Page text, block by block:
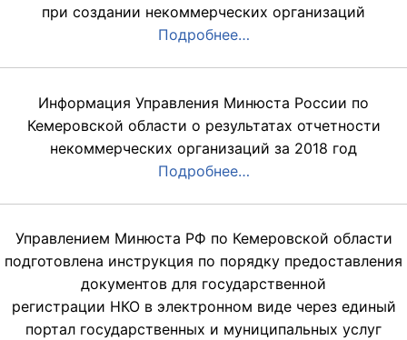
при создании некоммерческих организаций
Подробнее…
Информация Управления Минюста России по
Кемеровской области о результатах отчетности
некоммерческих организаций за 2018 год
Подробнее…
Управлением Минюста РФ по Кемеровской области
подготовлена инструкция по порядку предоставления
документов для государственной
регистрации НКО в электронном виде через единый
портал государственных и муниципальных услуг